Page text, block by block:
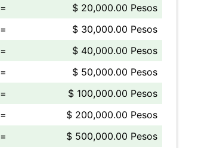
=
$ 20,000.00 Pesos
=
$ 30,000.00 Pesos
=
$ 40,000.00 Pesos
=
$ 50,000.00 Pesos
=
$ 100,000.00 Pesos
=
$ 200,000.00 Pesos
= $ 500,000.00 Pesos